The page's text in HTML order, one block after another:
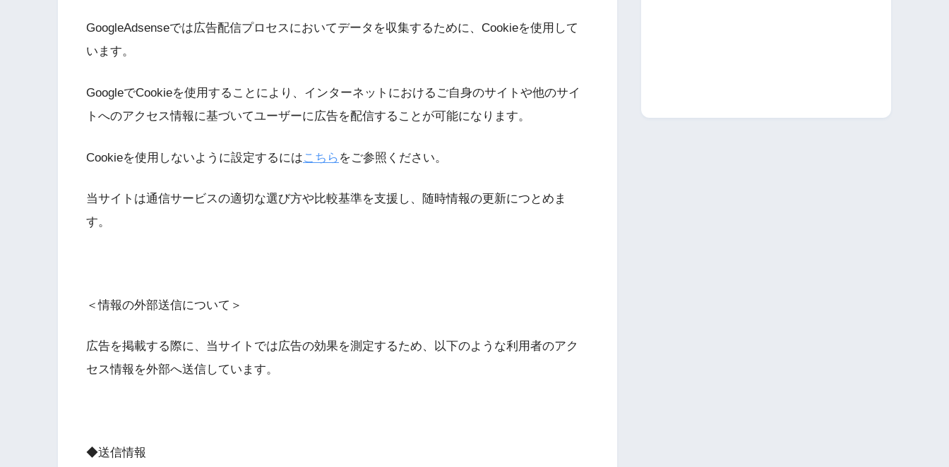
GoogleAdsenseでは広告配信プロセスにおいてデータを収集するために、Cookieを使用して
います。
GoogleでCookieを使用することにより、インターネットにおけるご自身のサイトや他のサイ
トへのアクセス情報に基づいてユーザーに広告を配信することが可能になります。
Cookieを使用しないように設定するにはこちら をご参照ください。
当サイトは通信サービスの適切な選び方や比較基準を支援し、随時情報の更新につとめま
す。
＜情報の外部送信について＞
広告を掲載する際に、当サイトでは広告の効果を測定するため、以下のような利用者のアク
セス情報を外部へ送信しています。
◆送信情報